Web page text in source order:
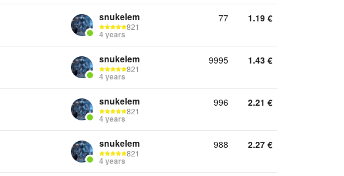
snukelem
821
4 years
77 1.19 €
snukelem
821
4 years
9995 1.43 €
snukelem
821
4 years
996 2.21 €
snukelem
821
4 years
988 2.27 €